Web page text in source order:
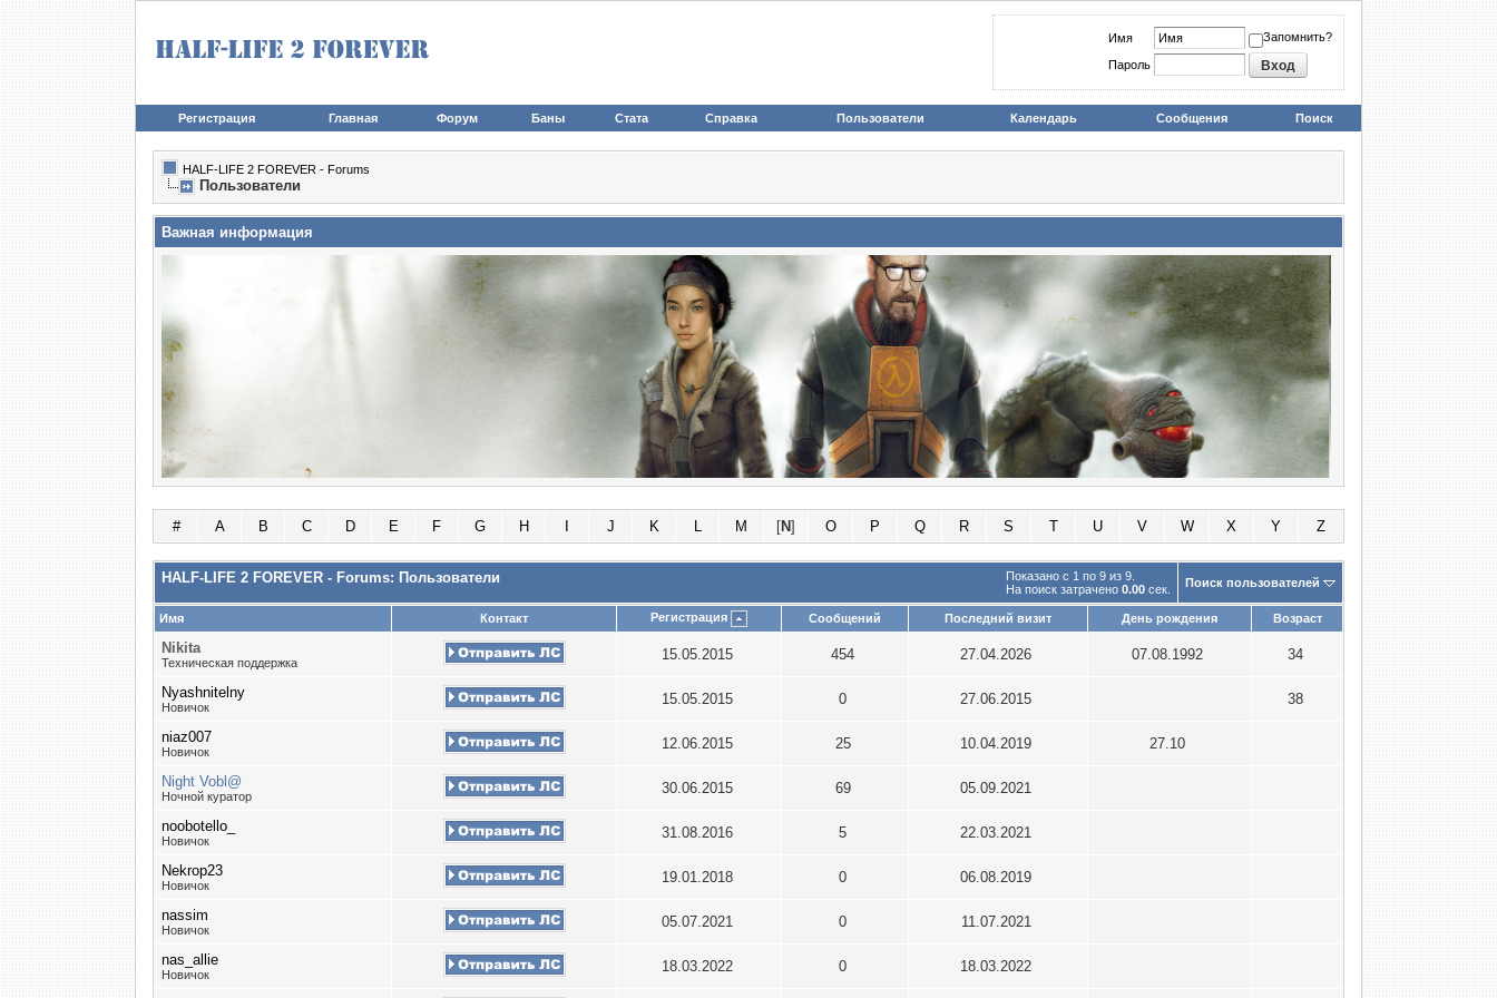
Имя Запомнить?
Пароль
Регистрация Главная Форум Баны Стата Справка Пользователи Календарь Сообщения Поиск
HALF-LIFE 2 FOREVER - Forums
Пользователи
Важная информация
# A B C D E F G H J K L M [N] O P Q R S T U V W X Y Z
Показано с 1 по 9 из 9.
На поиск затрачено 0.00 сек.
HALF-LIFE 2 FOREVER - Forums: Пользователи Поиск пользователей
Имя Контакт Регистрация Сообщений Последний визит День рождения Возраст
Nikita
Техническая поддержка 15.05.2015 454 27.04.2026 07.08.1992 34
Nyashnitelny
Новичок 15.05.2015 0 27.06.2015 38
niaz007
Новичок 12.06.2015 25 10.04.2019 27.10
Night Vobl@
Ночной куратор 30.06.2015 69 05.09.2021
noobotello_
Новичок 31.08.2016 5 22.03.2021
Nekrop23
Новичок 19.01.2018 0 06.08.2019
nassim
Новичок 05.07.2021 0 11.07.2021
nas_allie
Новичок 18.03.2022 0 18.03.2022